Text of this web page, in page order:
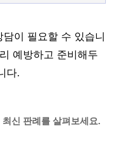
이 필요할 수 있습니
예방하고 준비해두
다.
신 판례를 살펴보세요.